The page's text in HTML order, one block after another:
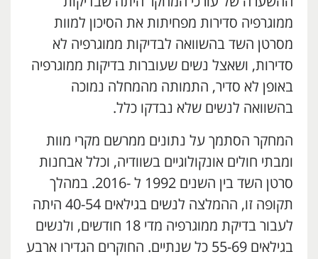
ממוגרפיה סדירות מפחיתות את הסיכון למוות
מסרטן השד בהשוואה לבדיקות ממוגרפיה לא
סדירות, ושאצל נשים שעוברות בדיקות ממוגרפיה
באופן לא סדיר, התמותה מהמחלה נמוכה
בהשוואה לנשים שלא נבדקו כלל.
המחקר הסתמך על נתונים ממרשם מקרי מוות
ומבתי חולים אונקולוגיים בשוודיה, וכלל אבחנות
סרטן השד בין השנים 1992 ל -2016. במהלך
תקופה זו, ההמלצה לנשים בגילאים 40-54 היתה
לעבור בדיקת ממוגרפיה מדי 18 חודשים, ולנשים
בגילאים 55-69 כל שנתיים. החוקרים הגדירו ארבע